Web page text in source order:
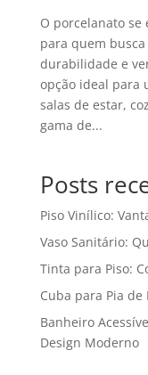
O porcelanato se
para quem
durabilidade e
opção ideal para
salas de estar,
gama de...
Posts
Piso Vinílico:
Vaso Sanitário:
Tinta para Piso:
Cuba para Pia de
Banheiro
Design Moderno